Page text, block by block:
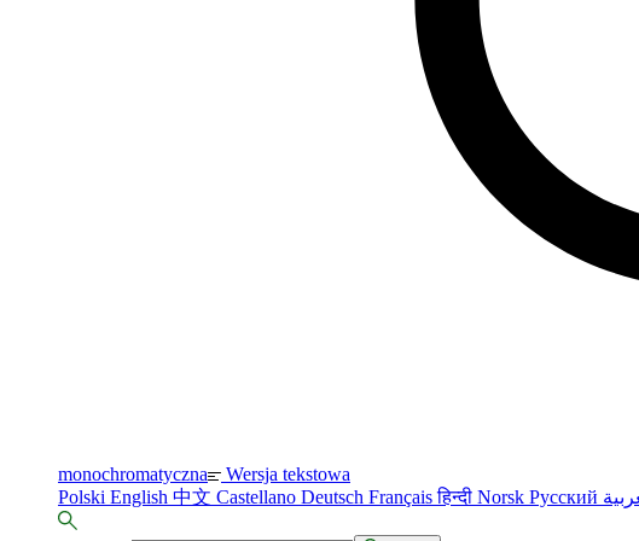
monochromatyczna Wersja tekstowa
Polski English 中文 Castellano Deutsch Françaisहिन्दी Norsk Русский